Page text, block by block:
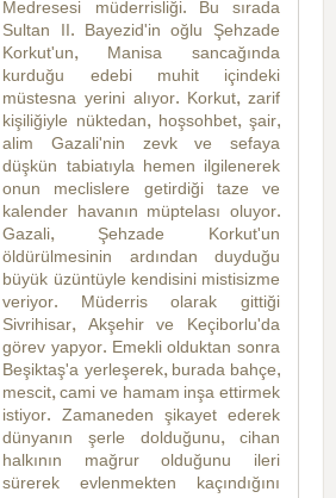
Medresesi müderrisliği. Bu sırada
Sultan II. Bayezid'in oğlu Şehzade
Korkut'un, Manisa sancağında
kurduğu edebi muhit içindeki
müstesna yerini alıyor. Korkut, zarif
kişiliğiyle nüktedan, hoşsohbet, şair,
alim Gazali'nin zevk ve sefaya
düşkün tabiatıyla hemen ilgilenerek
onun meclislere getirdiği taze ve
kalender havanın müptelası oluyor.
Gazali, Şehzade Korkut'un
öldürülmesinin ardından duyduğu
büyük üzüntüyle kendisini mistisizme
veriyor. Müderris olarak gittiği
Sivrihisar, Akşehir ve Keçiborlu'da
görev yapyor. Emekli olduktan sonra
Beşiktaş'a yerleşerek, burada bahçe,
mescit, cami ve hamam inşa ettirmek
istiyor. Zamaneden şikayet ederek
dünyanın şerle dolduğunu, cihan
halkının mağrur olduğunu ileri
sürerek evlenmekten kaçındığını